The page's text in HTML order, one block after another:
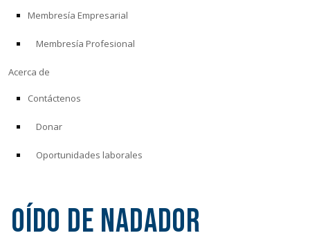
Membresía Empresarial
Membresía Profesional
Acerca de
Contáctenos
Donar
Oportunidades laborales
Oído de nadador